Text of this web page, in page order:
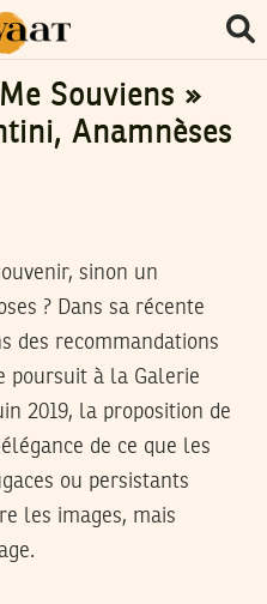
Souviens »
Anamnèses
sinon un
? Dans sa récente
des recommandations
poursuit à la Galerie
2019, la proposition de
de ce que les
ou persistants
les images, mais